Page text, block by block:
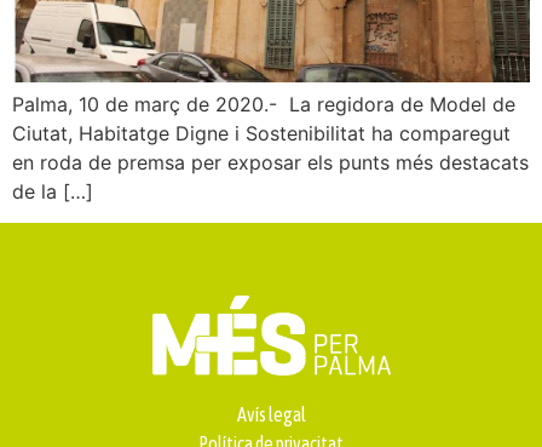
Palma, 10 de març de 2020.- La regidora de Model de
Ciutat, Habitatge Digne i Sostenibilitat ha comparegut
en roda de premsa per exposar els punts més destacats
de la […]
Avís legal